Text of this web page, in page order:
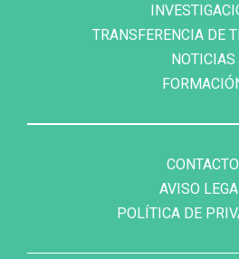
TRANSFERENCIA DE
NOTICIAS
FOOTER
CONTACTO
AVISO
POLÍTICA DE